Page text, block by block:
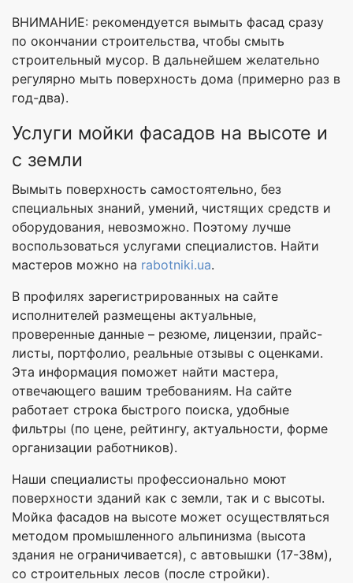
ВНИМАНИЕ: рекомендуется вымыть фасад сразу
по окончании строительства, чтобы смыть
строительный мусор. В дальнейшем желательно
регулярно мыть поверхность дома (примерно раз в
год-два).
Услуги мойки фасадов на высоте и
с земли
Вымыть поверхность самостоятельно, без
специальных знаний, умений, чистящих средств и
оборудования, невозможно. Поэтому лучше
воспользоваться услугами специалистов. Найти
мастеров можно на rabotniki.ua.
В профилях зарегистрированных на сайте
исполнителей размещены актуальные,
проверенные данные – резюме, лицензии, прайс-
листы, портфолио, реальные отзывы с оценками.
Эта информация поможет найти мастера,
отвечающего вашим требованиям. На сайте
работает строка быстрого поиска, удобные
фильтры (по цене, рейтингу, актуальности, форме
организации работников).
Наши специалисты профессионально моют
поверхности зданий как с земли, так и с высоты.
Мойка фасадов на высоте может осуществляться
методом промышленного альпинизма (высота
здания не ограничивается), с автовышки (17-38м),
со строительных лесов (после стройки).